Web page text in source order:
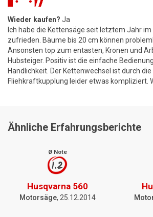
Wieder kaufen? Ja
Ich habe die Kettensäge seit letztem Jahr
zufrieden. Bäume bis 20 cm können
Ansonsten top zum entasten, Kronen und
Hubsteiger. Positiv ist die einfache
Handlichkeit. Der Kettenwechsel ist durch
Fliehkraftkupplung leider etwas kompliziert.
Ähnliche Erfahrungsberichte
Ø Note
1.2
Husqvarna 560
Motorsäge, 25.12.2014